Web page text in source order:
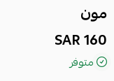
مون
160 SAR
متوفر